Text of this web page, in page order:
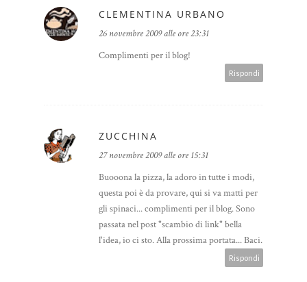
CLEMENTINA URBANO
26 novembre 2009 alle ore 23:31
Complimenti per il blog!
Rispondi
ZUCCHINA
27 novembre 2009 alle ore 15:31
Buooona la pizza, la adoro in tutte i modi,
questa poi è da provare, qui si va matti per
gli spinaci... complimenti per il blog. Sono
passata nel post "scambio di link" bella
l'idea, io ci sto. Alla prossima portata... Baci.
Rispondi